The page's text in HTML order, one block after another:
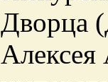
Дворца
Алексея